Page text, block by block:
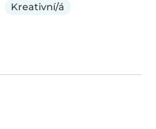
Kreativní/á